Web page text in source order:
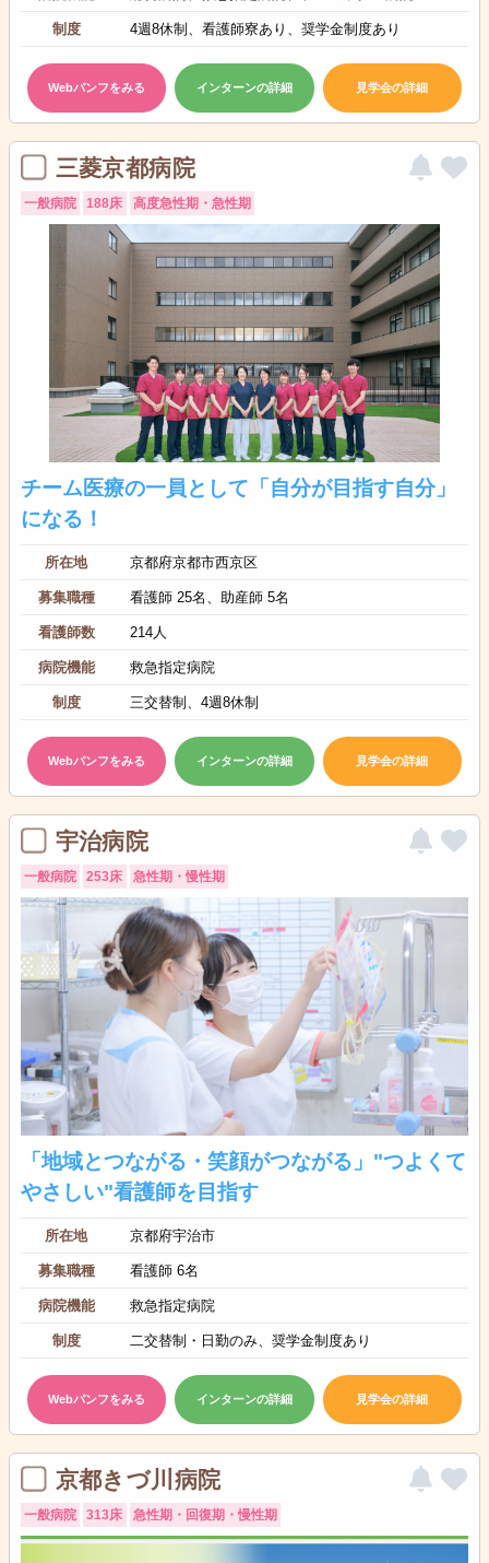
制度 4週8休制、看護師寮あり、奨学金制度あり
Webパンフをみる インターンの詳細 見学会の詳細
三菱京都病院
一般病院 188床 高度急性期・急性期
チーム医療の一員として「自分が目指す自分」
になる！
所在地 京都府京都市西京区
募集職種 看護師 25名、助産師 5名
看護師数 214人
病院機能 救急指定病院
制度 三交替制、4週8休制
Webパンフをみる インターンの詳細 見学会の詳細
宇治病院
一般病院 253床 急性期・慢性期
「地域とつながる・笑顔がつながる」"つよくて
やさしい"看護師を目指す
所在地 京都府宇治市
募集職種 看護師 6名
病院機能 救急指定病院
制度 二交替制・日勤のみ、奨学金制度あり
Webパンフをみる インターンの詳細 見学会の詳細
京都きづ川病院
一般病院 313床 急性期・回復期・慢性期